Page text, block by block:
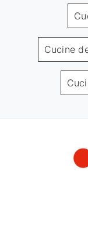
Cucine